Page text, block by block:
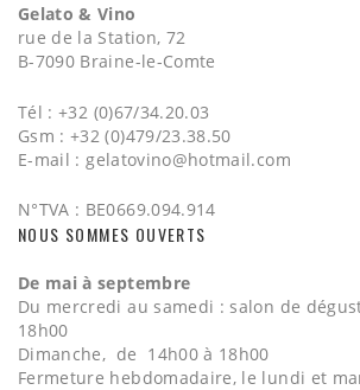
Gelato & Vino
rue de la Station, 72
B-7090 Braine-le-Comte
Tél : +32 (0)67/34.20.03
Gsm : +32 (0)479/23.38.50
E-mail : gelatovino@hotmail.com
N°TVA : BE0669.094.914
NOUS SOMMES OUVERTS
De mai à septembre
Du mercredi au samedi : salon de
18h00
Dimanche, de 14h00 à 18h00
Fermeture hebdomadaire, le lundi et